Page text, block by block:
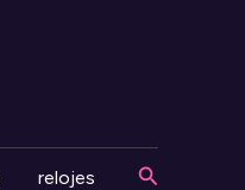
relojes Search